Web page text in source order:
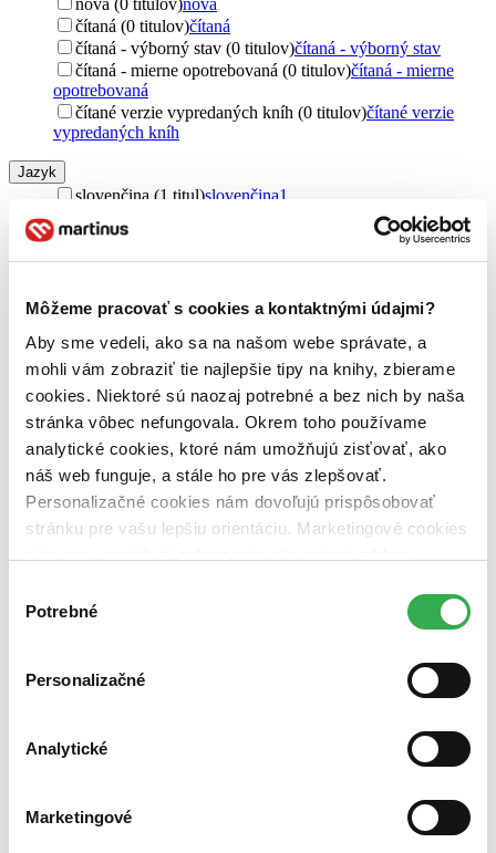
Môžeme pracovať s cookies a kontaktnými údajmi?
Aby sme vedeli, ako sa na našom webe správate, a
mohli vám zobraziť tie najlepšie tipy na knihy, zbierame
cookies. Niektoré sú naozaj potrebné a bez nich by naša
stránka vôbec nefungovala. Okrem toho používame
analytické cookies, ktoré nám umožňujú zisťovať, ako
náš web funguje, a stále ho pre vás zlepšovať.
Personalizačné cookies nám dovoľujú prispôsobovať
stránku pre vašu lepšiu orientáciu. Marketingové cookies
nám pomohlo, keby sme mohli používať všetky tieto
súhlasu
Potrebné
Personalizačné
Analytické
Marketingové
čítaná (0 titulov)čítaná
čítaná - výborný stav (0 titulov)čítaná - výborný stav
čítaná - mierne opotrebovaná (0 titulov)čítaná - mierne
opotrebovaná
čítané verzie vypredaných kníh (0 titulov)čítané verzie
vypredaných kníh
Jazyk
slovenčina (1 titul)slovenčina1
Téma
terapia (1 titul)terapia1
Vydavateľstvo
Univerzita Pavla Jozefa Šafárika v Košiciach (1
titul)Univerzita Pavla Jozefa Šafárika v Košiciach1
Väzba
brožovaná väzba (1 titul)brožovaná väzba 1
Zúžiť výber
Zoradiť
Top hodnotené
Najlacnejšie